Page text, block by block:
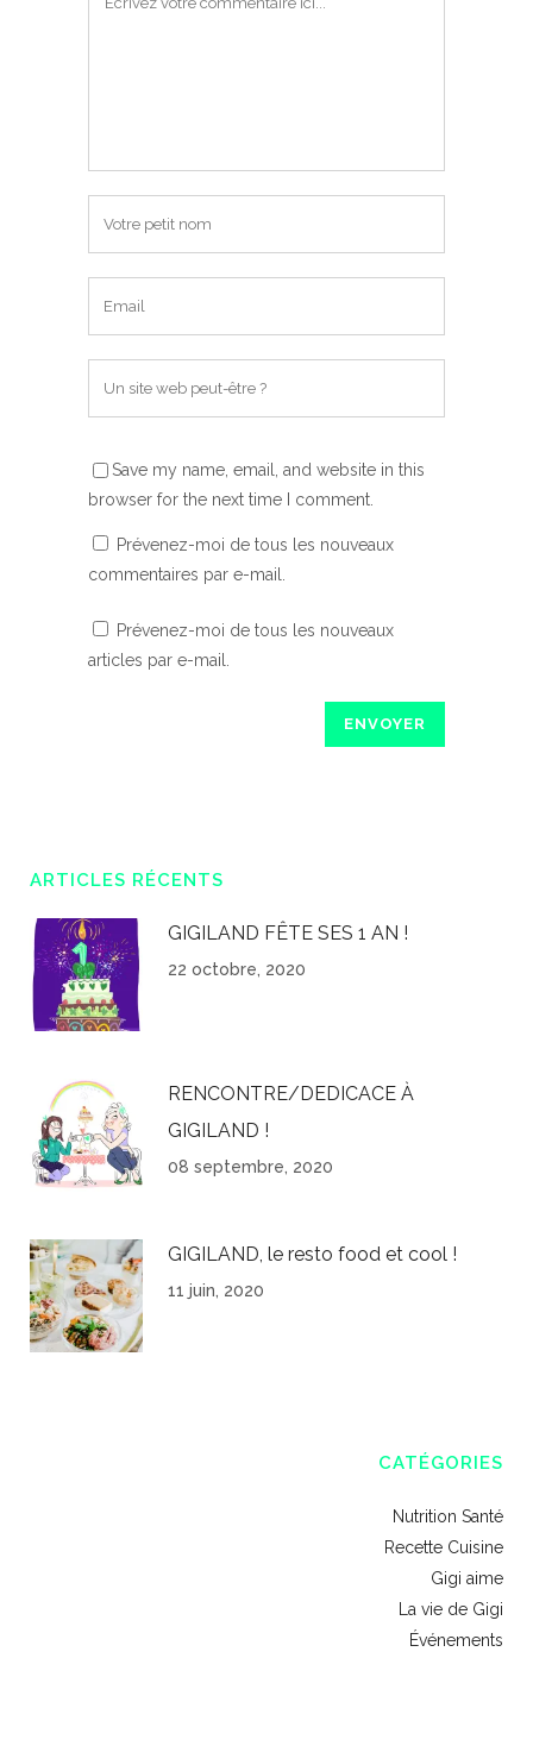
Save my name, email, and website in this
browser for the next time I comment.
Prévenez-moi de tous les nouveaux
commentaires par e-mail.
Prévenez-moi de tous les nouveaux
articles par e-mail.
ARTICLES RÉCENTS
GIGILAND FÊTE SES 1 AN !
22 octobre, 2020
RENCONTRE/DEDICACE À
GIGILAND !
08 septembre, 2020
GIGILAND, le resto food et cool !
11 juin, 2020
CATÉGORIES
Nutrition Santé
Recette Cuisine
Gigi aime
La vie de Gigi
Événements